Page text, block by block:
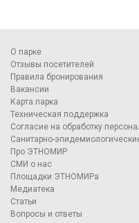
О парке
Отзывы посетителей
Правила бронирования
Вакансии
Карта парка
Техническая поддержка
Согласие на обработку
Санитарно-
Про ЭТНОМИР
СМИ о нас
Площадки ЭТНОМИРа
Медиатека
Статьи
Вопросы и ответы